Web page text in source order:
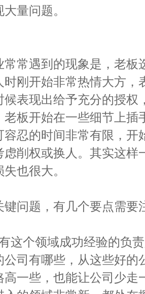
量问题。
常常遇到的现象是，老
时刚开始非常热情大方，
候表现出给予充分的授
老板开始在一些细节上
容忍的时间非常有限，
虑削权或换人。其实这样
也很大。
键问题，有几个要点需要
这个领域成功经验的负
公司有哪些，从这些好的
高一些，也能让公司少